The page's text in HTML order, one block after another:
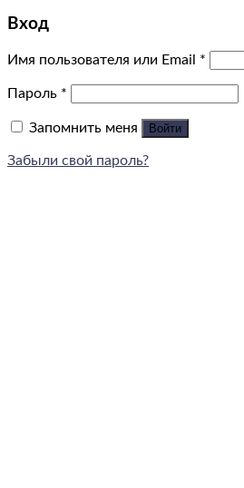
Вход
Имя пользователя или Email *
Пароль *
Запомнить меня Войти
Забыли свой пароль?